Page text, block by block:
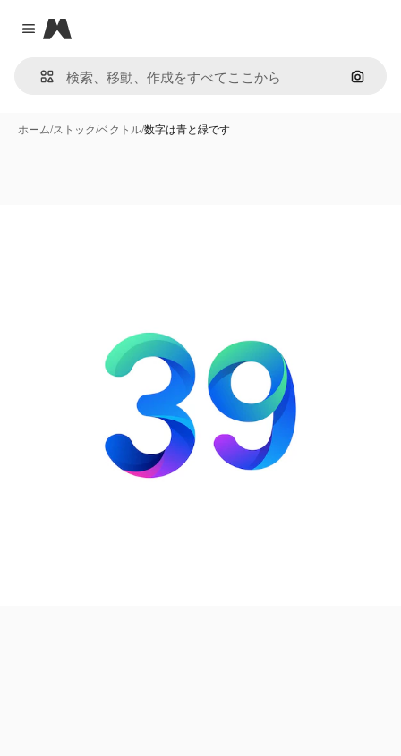
Close menu
Magnific
画像で
ホーム/ストック/ベクトル/数字は青と緑です